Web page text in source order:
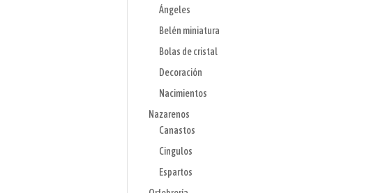
Ángeles
Belén miniatura
Bolas de cristal
Decoración
Nacimientos
Nazarenos
Canastos
Cingulos
Espartos